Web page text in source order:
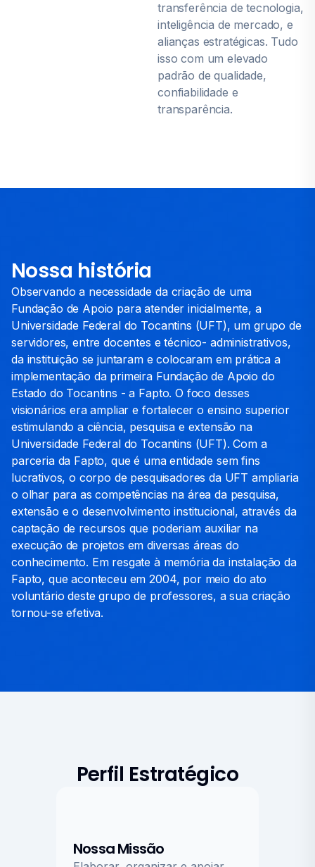
transferência de tecnologia,
inteligência de mercado, e
alianças estratégicas. Tudo
isso com um elevado
padrão de qualidade,
confiabilidade e
transparência.
Nossa história
Observando a necessidade da criação de uma
Fundação de Apoio para atender inicialmente, a
Universidade Federal do Tocantins (UFT), um grupo de
servidores, entre docentes e técnico- administrativos,
da instituição se juntaram e colocaram em prática a
implementação da primeira Fundação de Apoio do
Estado do Tocantins - a Fapto. O foco desses
visionários era ampliar e fortalecer o ensino superior
estimulando a ciência, pesquisa e extensão na
Universidade Federal do Tocantins (UFT). Com a
parceria da Fapto, que é uma entidade sem fins
lucrativos, o corpo de pesquisadores da UFT ampliaria
o olhar para as competências na área da pesquisa,
extensão e o desenvolvimento institucional, através da
captação de recursos que poderiam auxiliar na
execução de projetos em diversas áreas do
conhecimento. Em resgate à memória da instalação da
Fapto, que aconteceu em 2004, por meio do ato
voluntário deste grupo de professores, a sua criação
tornou-se efetiva.
Perfil Estratégico
Nossa Missão